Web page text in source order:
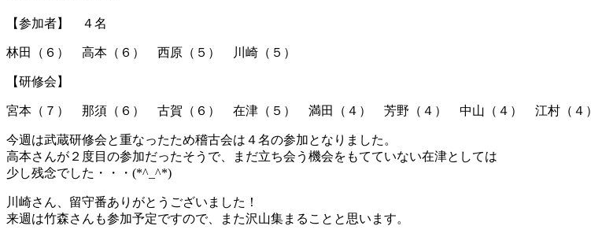
【参加者】 ４名
林田（６） 高本（６） 西原（５） 川崎（５）
【研修会】
宮本（７） 那須（６） 古賀（６） 在津（５） 満田（４） 芳野（４） 中山（４） 江村（４
今週は武蔵研修会と重なったため稽古会は４名の参加となりました。
高本さんが２度目の参加だったそうで、まだ立ち会う機会をもてていない在津としては
少し残念でした・・・(*^_^*)
川崎さん、留守番ありがとうございました！
来週は竹森さんも参加予定ですので、また沢山集まることと思います。